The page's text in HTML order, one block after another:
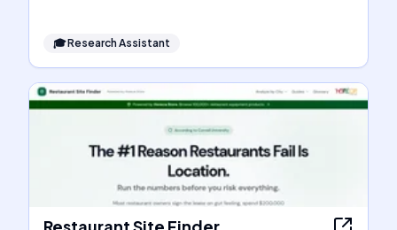
🎓Research Assistant